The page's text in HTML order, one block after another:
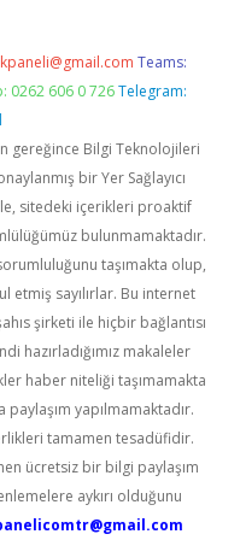
Teams:
0262 606 0 726 Telegram:
gereğince Bilgi Teknolojileri
bir Yer Sağlayıcı
sitedeki içerikleri proaktif
bulunmamaktadır.
taşımakta olup,
etmiş sayılırlar. Bu internet
şirketi ile hiçbir bağlantısı
hazırladığımız makaleler
haber niteliği taşımamakta
yapılmamaktadır.
tamamen tesadüfidir.
ücretsiz bir bilgi paylaşım
aykırı olduğunu